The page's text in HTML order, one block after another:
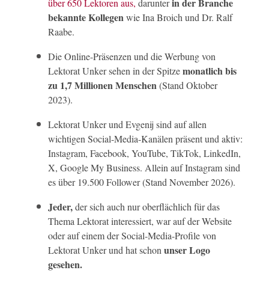
über 650 Lektoren aus, darunterin der Branche
bekannte Kollegen wie Ina Broich und Dr. Ralf
Raabe.
Die Online-Präsenzen und die Werbung von
Lektorat Unker sehen in der Spitzemonatlich bis
zu 1,7 Millionen Menschen (Stand Oktober
2023).
Lektorat Unker und Evgenij sind auf allen
wichtigen Social-Media-Kanälen präsent und aktiv:
Instagram, Facebook, YouTube, TikTok, LinkedIn,
X, Google My Business. Allein auf Instagram sind
es über 19.500 Follower (Stand November 2026).
Jeder,der sich auch nur oberflächlich für das
Thema Lektorat interessiert, war auf der Website
oder auf einem der Social-Media-Profile von
Lektorat Unker und hat schon unser Logo
gesehen.